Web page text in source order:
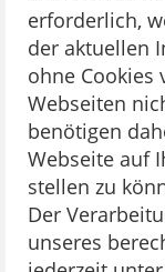
erforderlich,
der aktuellen
ohne Cookies
Webseiten
benötigen
Webseite auf
stellen zu
Der
unseres